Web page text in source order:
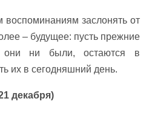
воспоминаниям заслонять от
– будущее: пусть прежние
они ни были, остаются в
их в сегодняшний день.
декабря)